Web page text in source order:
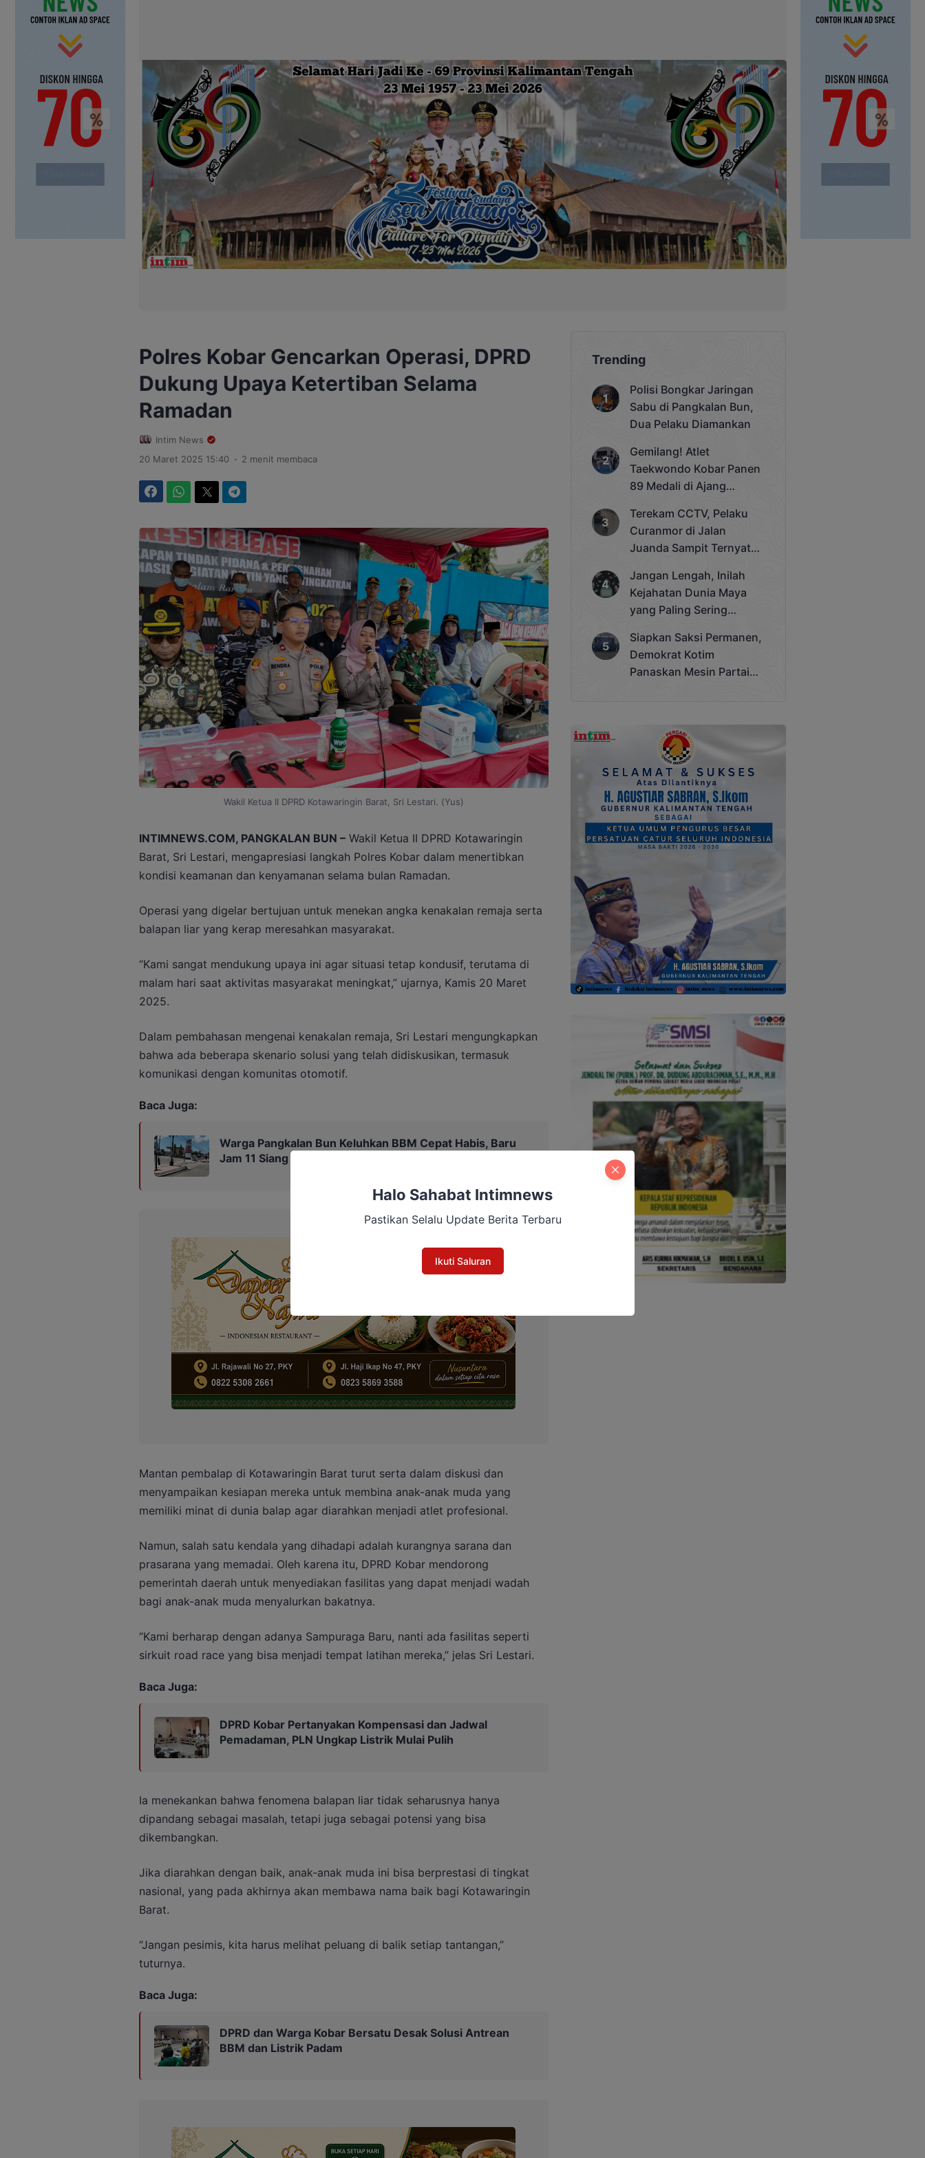
Polres Kobar Gencarkan Operasi, DPRD
Dukung Upaya Ketertiban Selama
Ramadan
Intim News
20 Maret 2025 15:40 . 2 menit membaca
Wakil Ketua II DPRD Kotawaringin Barat, Sri Lestari. (Yus)
INTIMNEWS.COM, PANGKALAN BUN –Wakil Ketua II DPRD Kotawaringin
Barat, Sri Lestari, mengapresiasi langkah Polres Kobar dalam menertibkan
kondisi keamanan dan kenyamanan selama bulan Ramadan.
Operasi yang digelar bertujuan untuk menekan angka kenakalan remaja serta
balapan liar yang kerap meresahkan masyarakat.
“Kami sangat mendukung upaya ini agar situasi tetap kondusif, terutama di
malam hari saat aktivitas masyarakat meningkat,” ujarnya, Kamis 20 Maret
2025.
Dalam pembahasan mengenai kenakalan remaja, Sri Lestari mengungkapkan
bahwa ada beberapa skenario solusi yang telah didiskusikan, termasuk
komunikasi dengan komunitas otomotif.
Baca Juga:
Warga Pangkalan Bun Keluhkan BBM Cepat Habis, Baru
Jam 11 Siang SPBU Sudah Kehabisan Stok
Mantan pembalap di Kotawaringin Barat turut serta dalam diskusi dan
menyampaikan kesiapan mereka untuk membina anak-anak muda yang
memiliki minat di dunia balap agar diarahkan menjadi atlet profesional.
Namun, salah satu kendala yang dihadapi adalah kurangnya sarana dan
prasarana yang memadai. Oleh karena itu, DPRD Kobar mendorong
pemerintah daerah untuk menyediakan fasilitas yang dapat menjadi wadah
bagi anak-anak muda menyalurkan bakatnya.
“Kami berharap dengan adanya Sampuraga Baru, nanti ada fasilitas seperti
sirkuit road race yang bisa menjadi tempat latihan mereka,” jelas Sri Lestari.
Baca Juga:
DPRD Kobar Pertanyakan Kompensasi dan Jadwal
Pemadaman, PLN Ungkap Listrik Mulai Pulih
Ia menekankan bahwa fenomena balapan liar tidak seharusnya hanya
dipandang sebagai masalah, tetapi juga sebagai potensi yang bisa
dikembangkan.
Jika diarahkan dengan baik, anak-anak muda ini bisa berprestasi di tingkat
nasional, yang pada akhirnya akan membawa nama baik bagi Kotawaringin
Barat.
“Jangan pesimis, kita harus melihat peluang di balik setiap tantangan,”
tuturnya.
Baca Juga:
DPRD dan Warga Kobar Bersatu Desak Solusi Antrean
BBM dan Listrik Padam
Trending
Polisi Bongkar Jaringan
Sabu di Pangkalan Bun,
Dua Pelaku Diamankan
Gemilang! Atlet
Taekwondo Kobar Panen
89 Medali di Ajang
Cup 2025
Terekam CCTV, Pelaku
Curanmor di Jalan
Juanda Sampit Ternyata
Jangan Lengah, Inilah
Kejahatan Dunia Maya
yang Paling Sering
Siapkan Saksi Permanen,
Demokrat Kotim
Panaskan Mesin Partai
Halo Sahabat Intimnews
Pastikan Selalu Update Berita Terbaru
Ikuti Saluran